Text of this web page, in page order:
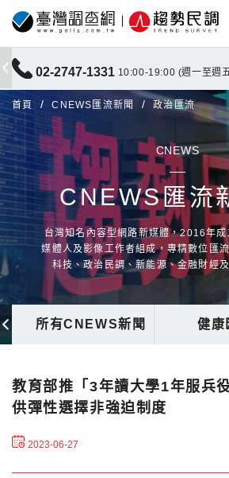
02-2747-1331 10:00-19:00 (週一至週
首頁 CNEWS匯流新聞 政治匯流
CNEWS
CNEWS匯流
台灣知名內容型網路新媒體，2016年
媒體人及影像工作者組成，專精數位匯
科技、政治民調、新能源、金融財經
所有CNEWS新聞 健康
教育部推「3年讀大學1年服兵
供彈性選擇非強迫制度
2023-06-27